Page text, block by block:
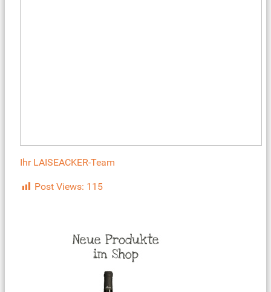
Ihr LAISEACKER-Team
Post Views: 115